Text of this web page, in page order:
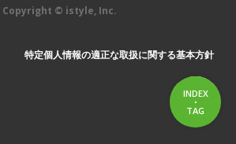
INDEX
TAG
INDEX
・
TAG
Copyright © istyle, Inc.
特定個人情報の適正な取扱に関する基本方針